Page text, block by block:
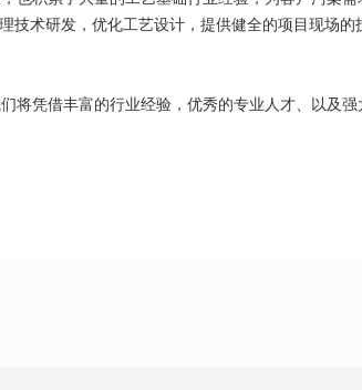
技术研发，优化工艺设计，提供健全的项目现场的
将凭借丰富的行业经验，优秀的专业人才、以及强